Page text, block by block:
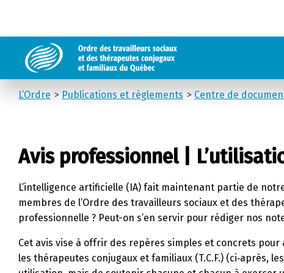
L’Ordre Publications et règlements Centre de
Avis professionnel |
L’intelligence artificielle (IA) fait maintenant partie de
membres de l’Ordre des travailleurs sociaux et des
professionnelle ? Peut-on s’en servir pour rédiger nos
Cet avis vise à offrir des repères simples et concrets
les thérapeutes conjugaux et familiaux (T.C.F.) (ci‑après,